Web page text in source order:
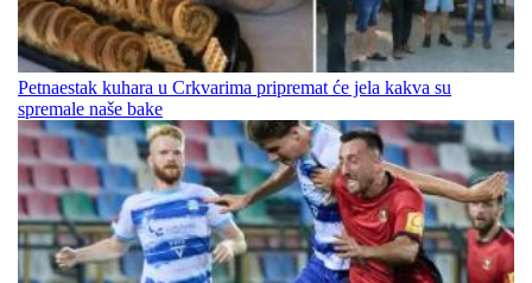
Petnaestak kuhara u Crkvarima pripremat će jela kakva su
spremale naše bake